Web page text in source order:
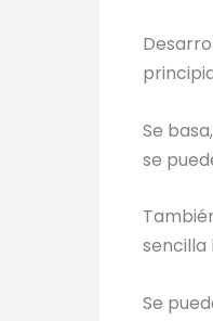
Se
se
sencilla
Se